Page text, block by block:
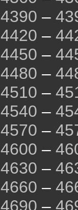
4390 –
4420 –
4450 –
4480 –
4510 –
4540 –
4570 –
4600 –
4630 –
4660 –
4690 –